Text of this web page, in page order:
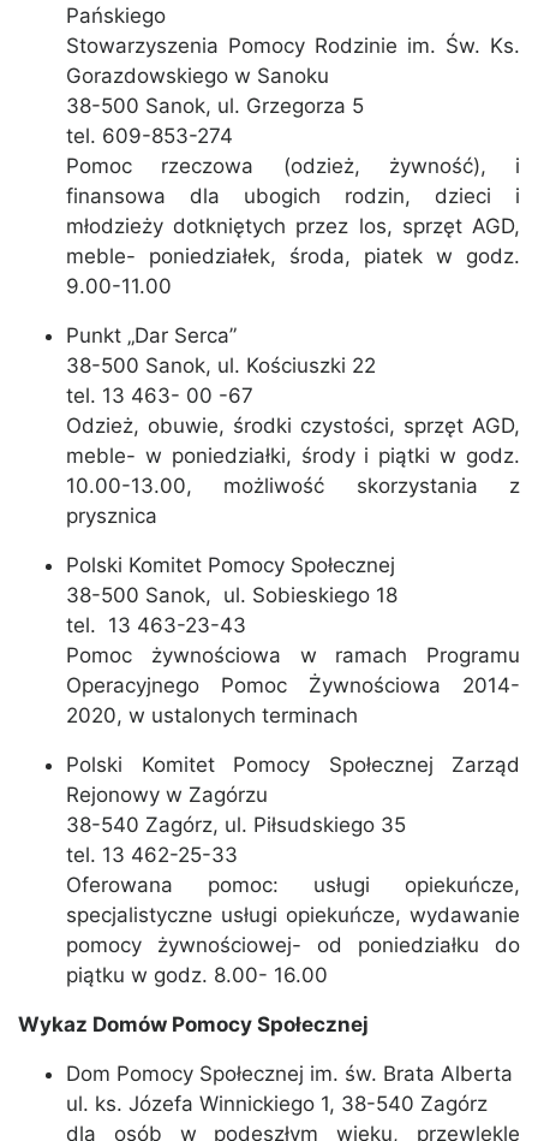
Pańskiego
Stowarzyszenia Pomocy Rodzinie im. Św. Ks.
Gorazdowskiego w Sanoku
38-500 Sanok, ul. Grzegorza 5
tel. 609-853-274
Pomoc rzeczowa (odzież, żywność), i
finansowa dla ubogich rodzin, dzieci i
młodzieży dotkniętych przez los, sprzęt AGD,
meble- poniedziałek, środa, piatek w godz.
9.00-11.00
Punkt „Dar Serca”
38-500 Sanok, ul. Kościuszki 22
tel. 13 463- 00 -67
Odzież, obuwie, środki czystości, sprzęt AGD,
meble- w poniedziałki, środy i piątki w godz.
10.00-13.00, możliwość skorzystania z
prysznica
Polski Komitet Pomocy Społecznej
38-500 Sanok, ul. Sobieskiego 18
tel. 13 463-23-43
Pomoc żywnościowa w ramach Programu
Operacyjnego Pomoc Żywnościowa 2014-
2020, w ustalonych terminach
Polski Komitet Pomocy Społecznej Zarząd
Rejonowy w Zagórzu
38-540 Zagórz, ul. Piłsudskiego 35
tel. 13 462-25-33
Oferowana pomoc: usługi opiekuńcze,
specjalistyczne usługi opiekuńcze, wydawanie
pomocy żywnościowej- od poniedziałku do
piątku w godz. 8.00- 16.00
Wykaz Domów Pomocy Społecznej
Dom Pomocy Społecznej im. św. Brata Alberta
ul. ks. Józefa Winnickiego 1, 38-540 Zagórz
dla osób w podeszłym wieku, przewlekle